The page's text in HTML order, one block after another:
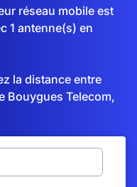
réseau mobile est
1 antenne(s) en
la distance entre
Bouygues Telecom,